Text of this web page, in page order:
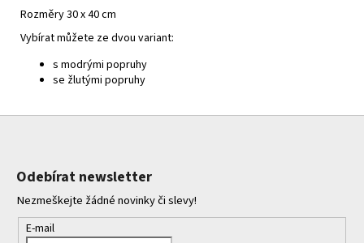
Rozměry 30 x 40 cm
Vybírat můžete ze dvou variant:
s modrými popruhy
se žlutými popruhy
Z
Odebírat newsletter
Nezmeškejte žádné novinky či slevy!
E-mail